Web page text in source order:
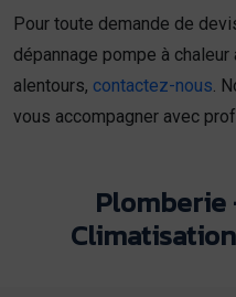
Pour toute demande de
dépannage pompe à
alentours, contactez-nous .
vous accompagner avec
Plomberie